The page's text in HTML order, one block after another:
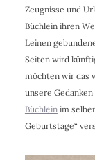
Zeugnisse und
Büchlein ihren
Leinen
Seiten wird
möchten wir das
unsere
Büchleinim
Geburtstage“